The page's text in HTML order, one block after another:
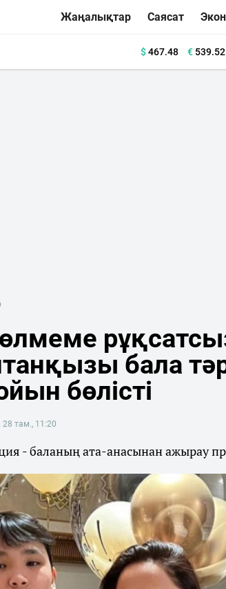
Жаңалықтар Саясат
$467.48 €539.52
бала
бөлісті
там., 11:20
- баланың ата-анасынан ажырау